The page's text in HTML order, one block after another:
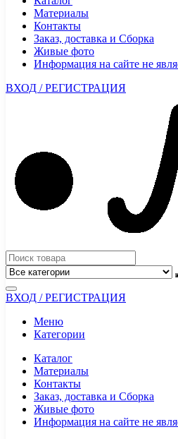
Материалы
Контакты
Заказ, доставка и Сборка
Живые фото
Информация на сайте не
ВХОД / РЕГИСТРАЦИЯ
ВХОД / РЕГИСТРАЦИЯ
Меню
Категории
Каталог
Материалы
Контакты
Заказ, доставка и Сборка
Живые фото
Информация на сайте не